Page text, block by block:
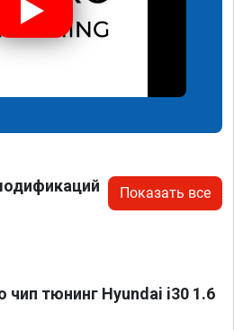
Показать все
тюнинг Hyundai i30 1.6